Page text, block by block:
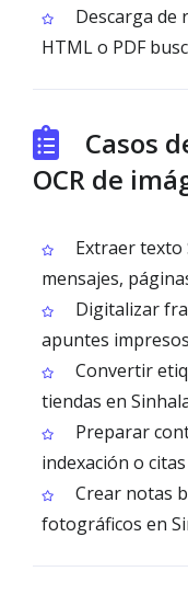
Descarga de
HTML o PDF
Casos
OCR de
Extraer texto
mensajes,
Digitalizar
apuntes
Convertir
tiendas en
Preparar
indexación o citas
Crear notas
fotográficos en